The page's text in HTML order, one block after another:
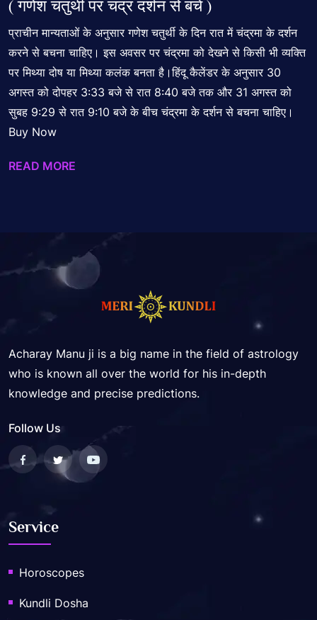
( गणेश चतुर्थी पर चंद्र दर्शन से बचें )
प्राचीन मान्यताओं के अनुसार गणेश चतुर्थी के दिन रात में चंद्रमा के दर्शन
करने से बचना चाहिए। इस अवसर पर चंद्रमा को देखने से किसी भी व्यक्ति
पर मिथ्या दोष या मिथ्या कलंक बनता है।हिंदू कैलेंडर के अनुसार 30
अगस्त को दोपहर 3:33 बजे से रात 8:40 बजे तक और 31 अगस्त को
सुबह 9:29 से रात 9:10 बजे के बीच चंद्रमा के दर्शन से बचना चाहिए।
Buy Now
READ MORE
Acharay Manu ji is a big name in the field of astrology
who is known all over the world for his in-depth
knowledge and precise predictions.
Follow Us
Service
Horoscopes
Kundli Dosha